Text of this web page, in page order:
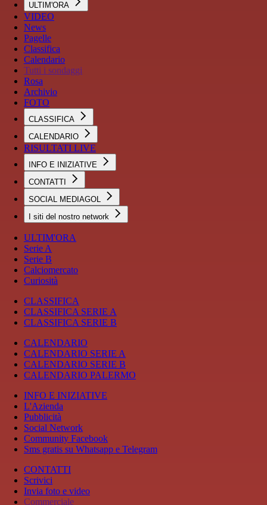
ULTIM'ORA
VIDEO
News
Pagelle
Classifica
Calendario
Tutti i sondaggi
Rosa
Archivio
FOTO
CLASSIFICA
CALENDARIO
RISULTATI LIVE
INFO E INIZIATIVE
CONTATTI
SOCIAL MEDIAGOL
I siti del nostro network
ULTIM'ORA
Serie A
Serie B
Calciomercato
Curiosità
CLASSIFICA
CLASSIFICA SERIE A
CLASSIFICA SERIE B
CALENDARIO
CALENDARIO SERIE A
CALENDARIO SERIE B
CALENDARIO PALERMO
INFO E INIZIATIVE
L'Azienda
Pubblicità
Social Network
Community Facebook
Sms gratis su Whatsapp e Telegram
CONTATTI
Scrivici
Invia foto e video
Commerciale